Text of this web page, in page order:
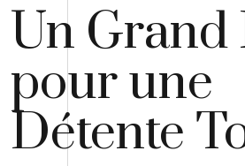
Un Grand
pour une
Détente